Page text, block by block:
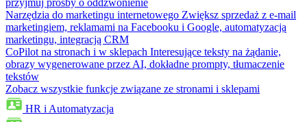
przyjmuj prośby o oddzwonienie
Narzędzia do marketingu internetowego Zwiększ sprzedaż z e-mail
marketingiem, reklamami na Facebooku i Google, automatyzacją
marketingu, integracją CRM
CoPilot na stronach i w sklepach Interesujące teksty na żądanie,
obrazy wygenerowane przez AI, dokładne prompty, tłumaczenie
tekstów
Zobacz wszystkie funkcje związane ze stronami i sklepami
HR i Automatyzacja